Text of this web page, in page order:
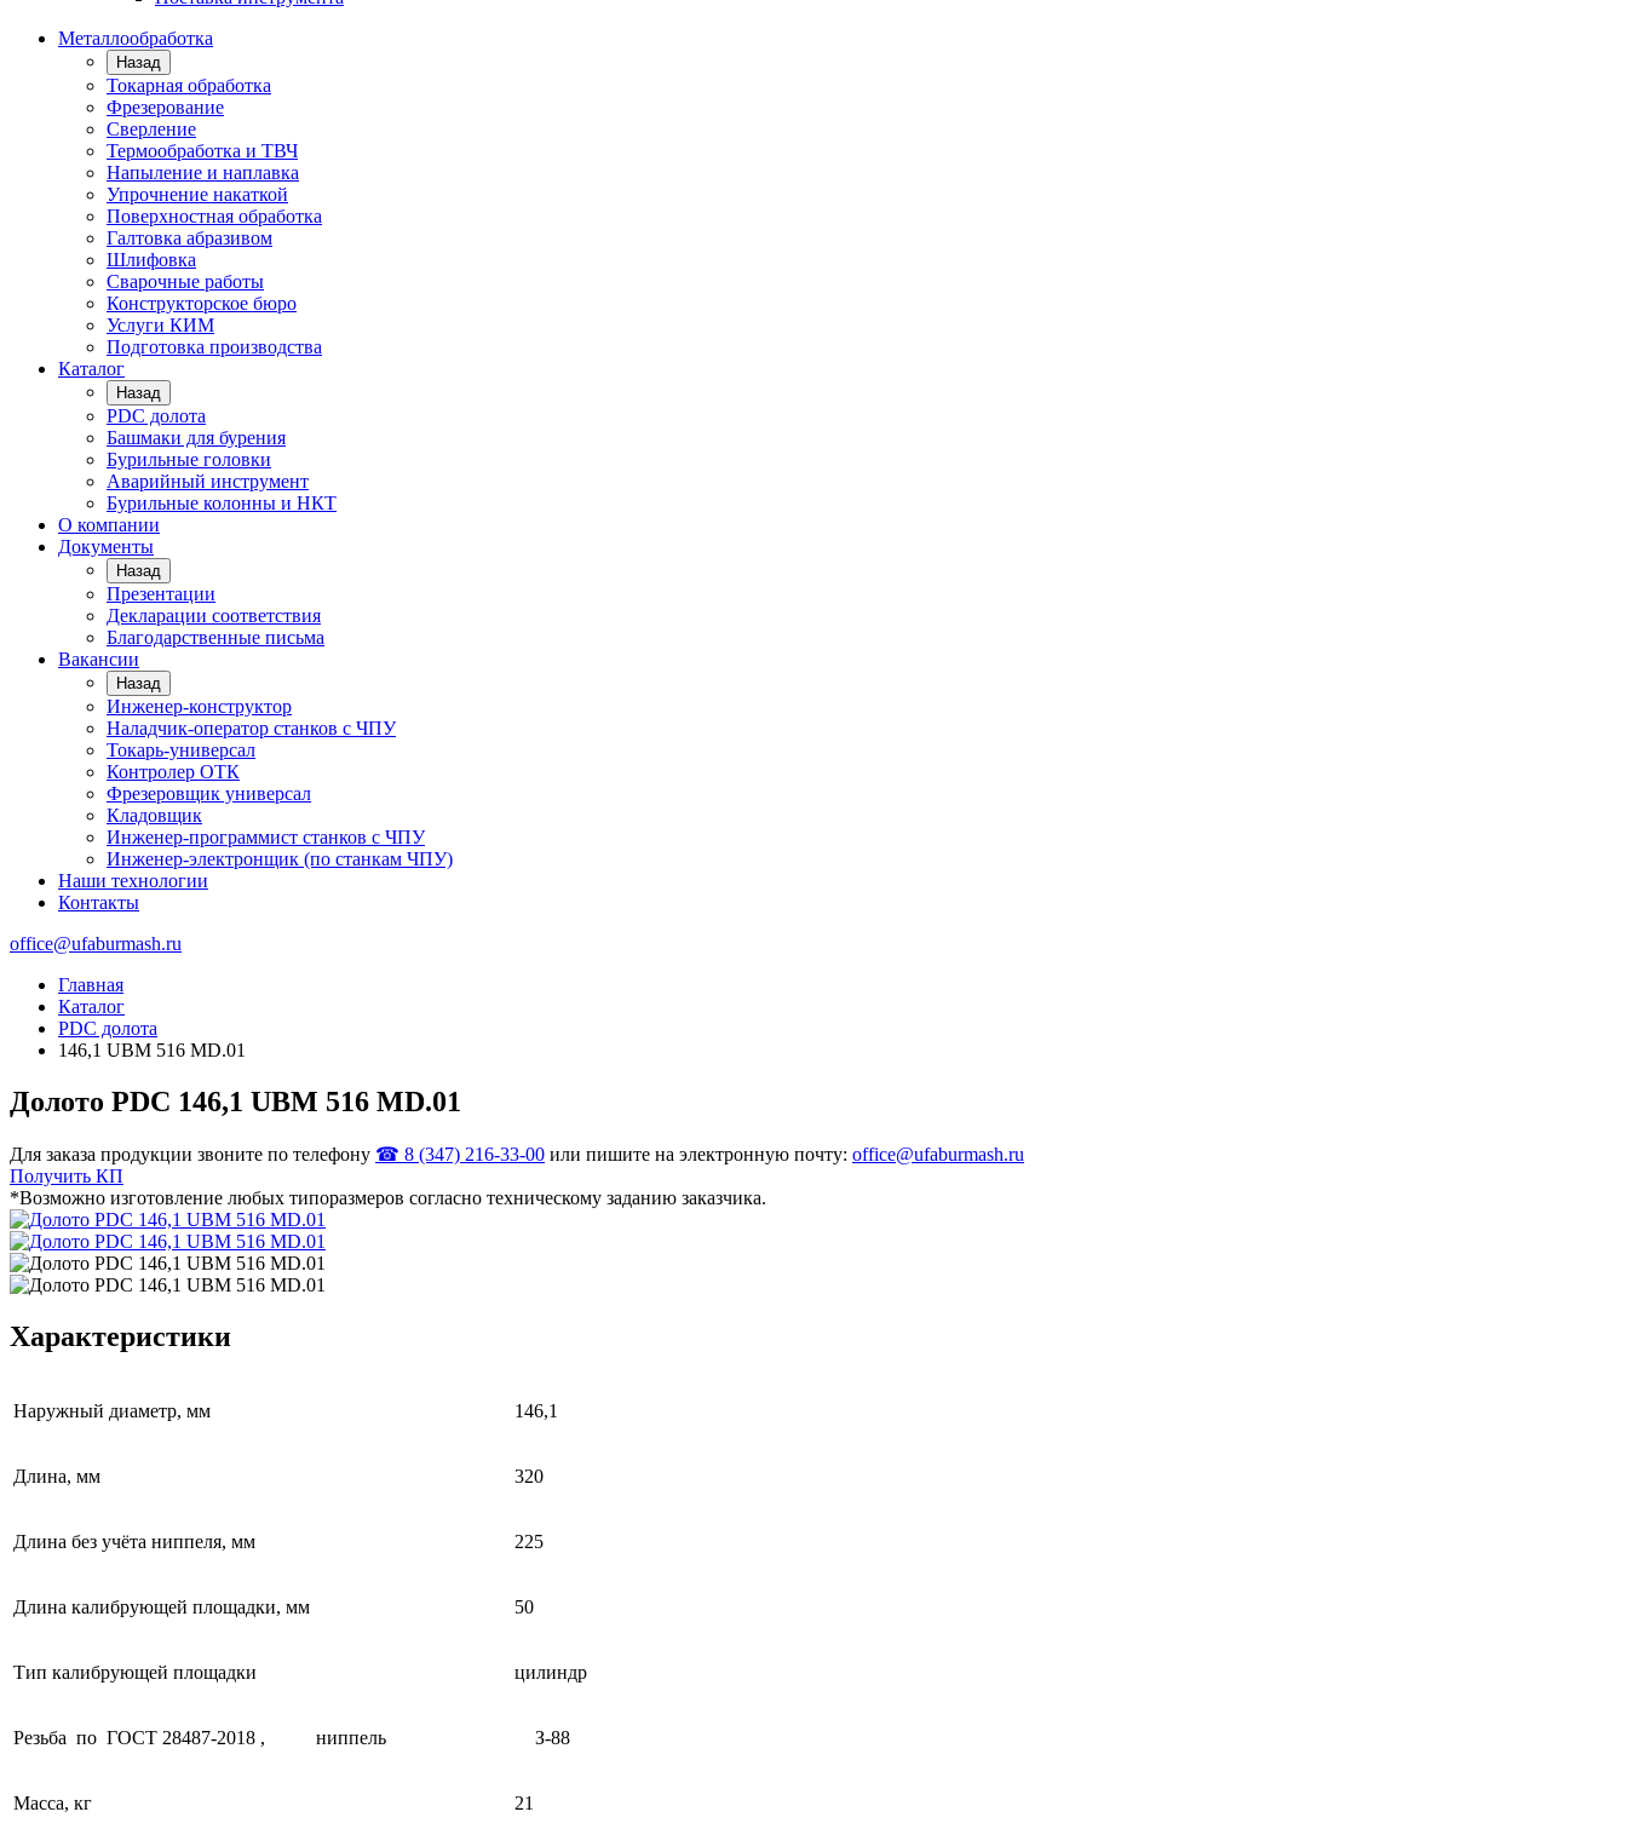
Металлообработка
Назад
Токарная обработка
Фрезерование
Сверление
Термообработка и ТВЧ
Напыление и наплавка
Упрочнение накаткой
Поверхностная обработка
Галтовка абразивом
Шлифовка
Сварочные работы
Конструкторское бюро
Услуги КИМ
Подготовка производства
Каталог
Назад
PDC долота
Башмаки для бурения
Бурильные головки
Аварийный инструмент
Бурильные колонны и НКТ
О компании
Документы
Назад
Презентации
Декларации соответствия
Благодарственные письма
Вакансии
Назад
Инженер-конструктор
Наладчик-оператор станков с ЧПУ
Токарь-универсал
Контролер ОТК
Фрезеровщик универсал
Кладовщик
Инженер-программист станков с ЧПУ
Инженер-электронщик (по станкам ЧПУ)
Наши технологии
Контакты
office@ufaburmash.ru
Главная
Каталог
PDC долота
146,1 UBM 516 MD.01
Долото PDC 146,1 UBM 516 MD.01
Для заказа продукции звоните по телефону ☎ 8 (347) 216‑33‑00 или пишите на электронную почту: office@ufaburmash.ru
Получить КП
*Возможно изготовление любых типоразмеров согласно техническому заданию заказчика.
Характеристики
Наружный диаметр, мм 146,1
Длина, мм 320
Длина без учёта ниппеля, мм 225
Длина калибрующей площадки, мм 50
Тип калибрующей площадки цилиндр
Резьба по ГОСТ 28487-2018 , ниппель З-88
Масса, кг 21